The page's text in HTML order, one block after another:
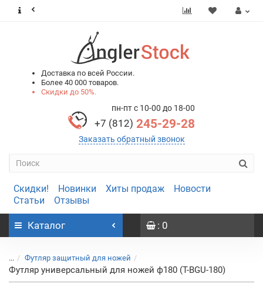
Доставка по всей России.
Более 40 000 товаров.
Скидки до 50%.
пн-пт с 10-00 до 18-00
+7 (812) 245-29-28
Заказать обратный звонок
Скидки! Новинки Хиты продаж
Новости
Статьи
Отзывы
Каталог : 0
... Футляр защитный для ножей
Футляр универсальный для ножей ф180 (T-BGU-180)